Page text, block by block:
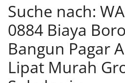
Suche nach:
0884 Biaya
Bangun Pagar
Lipat Murah